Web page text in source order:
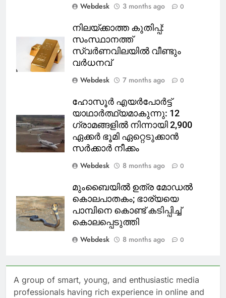
Webdesk
3 months ago 0
നിലയ്ക്കാത്ത കുതിപ്പ്:
സംസ്ഥാനത്ത്
സ്വർണവിലയിൽ വീണ്ടും
വർധനവ്
Webdesk
7 months ago 0
ഹോസൂർ എയർപോർട്ട്
യാഥാർത്ഥ്യമാകുന്നു: 12
ഗ്രാമങ്ങളിൽ നിന്നായി 2,900
ഏക്കർ ഭൂമി ഏറ്റെടുക്കാൻ
സർക്കാർ നീക്കം
Webdesk
8 months ago 0
മുംബൈയിൽ ഉത്ര മോഡൽ
കൊലപാതകം; ഭാര്യയെ
പാമ്പിനെ കൊണ്ട് കടിപ്പിച്ച്
കൊലപ്പെടുത്തി
Webdesk
8 months ago 0
A group of smart, young, and enthusiastic media
professionals having rich experience in online and